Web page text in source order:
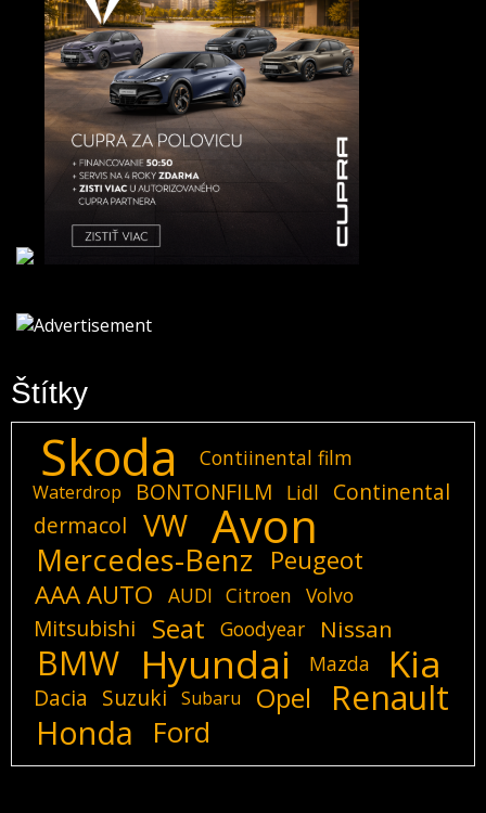
Štítky
Skoda Contiinental film
Waterdrop BONTONFILM Lidl
Continental
dermacol
VW Avon
Mercedes-Benz
Peugeot
AAA AUTO
AUDI Citroen Volvo
Mitsubishi Seat Goodyear Nissan
BMW Hyundai Mazda Kia
Dacia Suzuki Subaru Opel Renault
Honda Ford